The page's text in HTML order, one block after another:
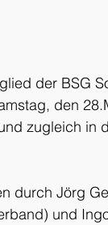
der BSG
den
zugleich in
durch Jörg
und